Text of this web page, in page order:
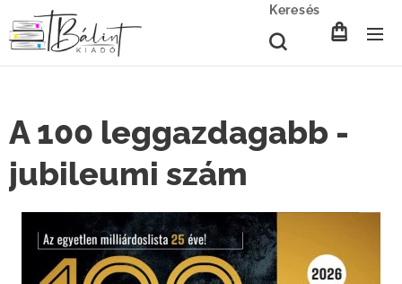
Keresés
A 100 leggazdagabb -
jubileumi szám